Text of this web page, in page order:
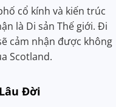
cổ kính và kiến trúc
là Di sản Thế giới. Đi
cảm nhận được không
Scotland.
Đời